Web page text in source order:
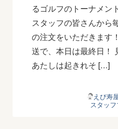
るゴルフのトーナメン
スタッフの皆さんから
の注文をいただきます
送で、本日は最終日！
あたしは起きれそ […]
えび寿
スタッ